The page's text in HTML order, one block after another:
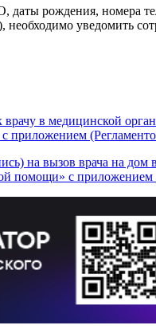
рождения, номера
уведомить
в медицинской
приложением
на вызов врача на
помощи» с приложением